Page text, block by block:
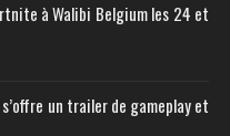
à Walibi Belgium les 24 et
un trailer de gameplay et